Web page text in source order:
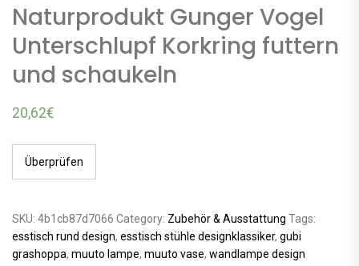
Naturprodukt Gunger Vogel
Unterschlupf Korkring futtern
und schaukeln
20,62€
Überprüfen
SKU: 4b1cb87d7066 Category: Zubehör & Ausstattung Tags:
esstisch rund design, esstisch stühle designklassiker, gubi
grashoppa, muuto lampe, muuto vase, wandlampe design